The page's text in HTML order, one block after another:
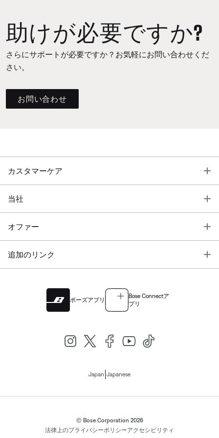
助けが必要ですか?
さらにサポートが必要ですか？お気軽にお問い合わせくだ
さい。
お問い合わせ
カスタマーケア
当社
オファー
追加のリンク
ボーズアプリ
Bose Connectア
プリ
Japan Japanese
© Bose Corporation 2026
法律上のプライバシーポリシーアクセシビリティ